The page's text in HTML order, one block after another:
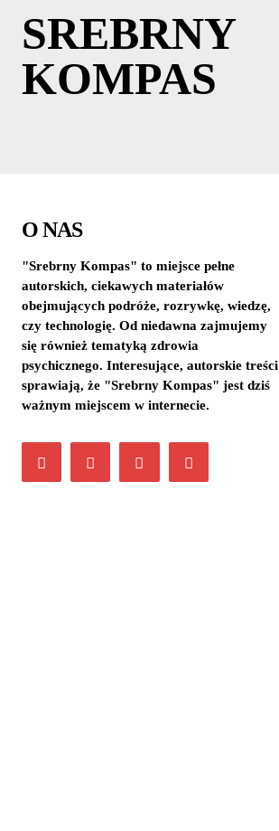
SREBRNY
KOMPAS
O NAS
"Srebrny Kompas" to miejsce pełne
autorskich, ciekawych materiałów
obejmujących podróże, rozrywkę, wiedzę,
czy technologię. Od niedawna zajmujemy
się również tematyką zdrowia
psychicznego. Interesujące, autorskie treści
sprawiają, że "Srebrny Kompas" jest dziś
ważnym miejscem w internecie.